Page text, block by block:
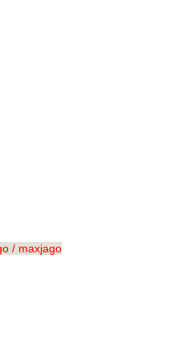
/ maxjago